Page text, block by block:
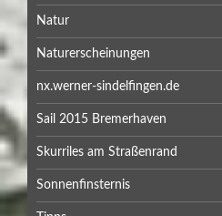
Natur
Naturerscheinungen
nx.werner-sindelfingen.de
Sail 2015 Bremerhaven
Skurriles am Straßenrand
Sonnenfinsternis